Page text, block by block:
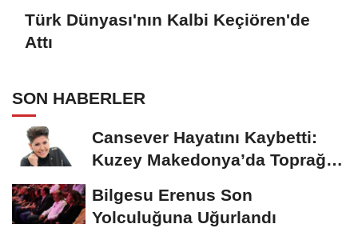
Türk Dünyası'nın Kalbi Keçiören'de
Attı
SON HABERLER
Cansever Hayatını Kaybetti:
Kuzey Makedonya’da Toprağa
Bilgesu Erenus Son
Yolculuğuna Uğurlandı